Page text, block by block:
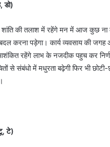
डो)
शांति की तलाश में रहेंगे मन में आज कुछ
करना पड़ेगा। कार्य व्यवसाय की जगह
आशंकित रहेंगे लाभ के नजदीक पहुच कर
से संबंधो में मधुरता बढ़ेगी फिर भी
टे)